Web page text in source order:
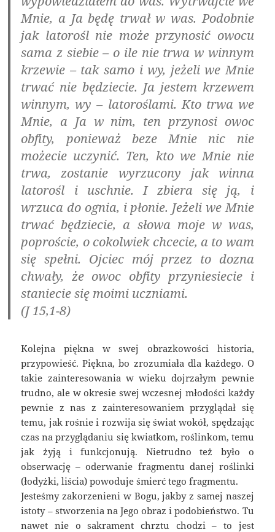
Mnie, a Ja będę trwał w was. Podobnie
jak latorośl nie może przynosić owocu
sama z siebie – o ile nie trwa w winnym
krzewie – tak samo i wy, jeżeli we Mnie
trwać nie będziecie. Ja jestem krzewem
winnym, wy – latoroślami. Kto trwa we
Mnie, a Ja w nim, ten przynosi owoc
obfity, ponieważ beze Mnie nic nie
możecie uczynić. Ten, kto we Mnie nie
trwa, zostanie wyrzucony jak winna
latorośl i uschnie. I zbiera się ją, i
wrzuca do ognia, i płonie. Jeżeli we Mnie
trwać będziecie, a słowa moje w was,
poproście, o cokolwiek chcecie, a to wam
się spełni. Ojciec mój przez to dozna
chwały, że owoc obfity przyniesiecie i
staniecie się moimi uczniami.
(J 15,1-8)
Kolejna piękna w swej obrazkowości historia,
przypowieść. Piękna, bo zrozumiała dla każdego. O
takie zainteresowania w wieku dojrzałym pewnie
trudno, ale w okresie swej wczesnej młodości każdy
pewnie z nas z zainteresowaniem przyglądał się
temu, jak rośnie i rozwija się świat wokół, spędzając
czas na przyglądaniu się kwiatkom, roślinkom, temu
jak żyją i funkcjonują. Nietrudno też było o
obserwację – oderwanie fragmentu danej roślinki
(łodyżki, liścia) powoduje śmierć tego fragmentu.
Jesteśmy zakorzenieni w Bogu, jakby z samej naszej
istoty – stworzenia na Jego obraz i podobieństwo. Tu
nawet nie o sakrament chrztu chodzi – to jest